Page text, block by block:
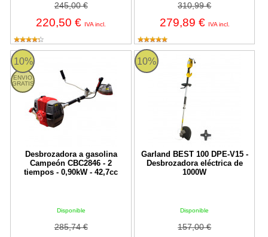
245,00 €
220,50 € IVA incl.
310,99 €
279,89 € IVA incl.
10%
ENVIO
GRATIS
Desbrozadora a gasolina
Campeón CBC2846 - 2
tiempos - 0,90kW - 42,7cc
Disponible
285,74 €
Desbrozadora a gasolina Campeón CBC2846 - 2 tiempos -
10%
Garland BEST 100 DPE-V15 -
Desbrozadora eléctrica de
1000W
Disponible
157,00 €
BEST 100DPE-V15 Garland